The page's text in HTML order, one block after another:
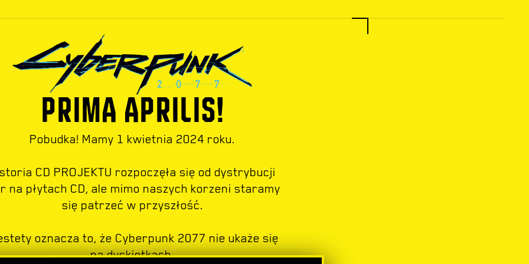
PRIMA APRILIS!
Pobudka! Mamy 1 kwietnia 2024 roku.
CD PROJEKTU rozpoczęła się od dystrybucji
na płytach CD, ale mimo naszych korzeni staramy
się patrzeć w przyszłość.
oznacza to, że Cyberpunk 2077 nie ukaże się
na dyskietkach.